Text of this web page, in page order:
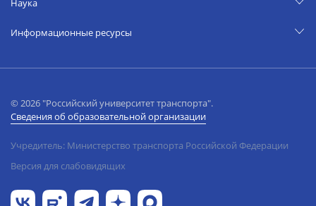
Наука
Информационные ресурсы
© 2026 "Российский университет транспорта".
Сведения об образовательной организации
Учредитель: Министерство транспорта Российской Федерации
Версия для слабовидящих